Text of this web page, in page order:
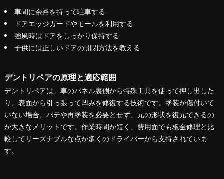
車間に余裕を持って駐車する
ドアエッジガードやモールを利用する
強風時はドアをしっかり保持する
子供には正しいドアの開閉方法を教える
デントリペアの原理と適応範囲
デントリペアは、車のパネル裏側から特殊工具を使って押し出した
り、表面から引っ張って凹みを修復する技術です。塗装が傷付いて
いない場合、パテや再塗装を必要とせず、元の形状を復元できるの
が大きなメリットです。作業時間が短く、費用面でも板金修理と比
較してリーズナブルな点が多くのドライバーから支持されていま
す。